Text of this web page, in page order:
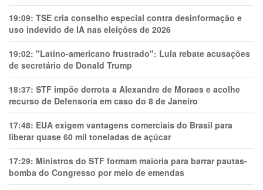
19:09: TSE cria conselho especial contra desinformação e
uso indevido de IA nas eleições de 2026
19:02: "Latino-americano frustrado": Lula rebate acusações
de secretário de Donald Trump
18:37: STF impõe derrota a Alexandre de Moraes e acolhe
recurso de Defensoria em caso do 8 de Janeiro
17:48: EUA exigem vantagens comerciais do Brasil para
liberar quase 60 mil toneladas de açúcar
17:29: Ministros do STF formam maioria para barrar pautas-
bomba do Congresso por meio de emendas